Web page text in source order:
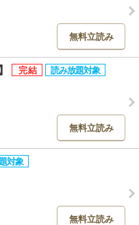
無料立読み
無料立読み
無料立読み